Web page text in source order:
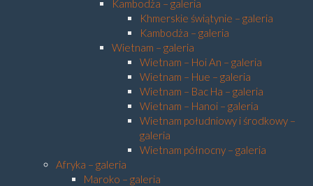
Kambodża – galeria
Khmerskie świątynie – galeria
Kambodża – galeria
Wietnam – galeria
Wietnam – Hoi An – galeria
Wietnam – Hue – galeria
Wietnam – Bac Ha – galeria
Wietnam – Hanoi – galeria
Wietnam południowy i środkowy –
galeria
Wietnam północny – galeria
Afryka – galeria
Maroko – galeria